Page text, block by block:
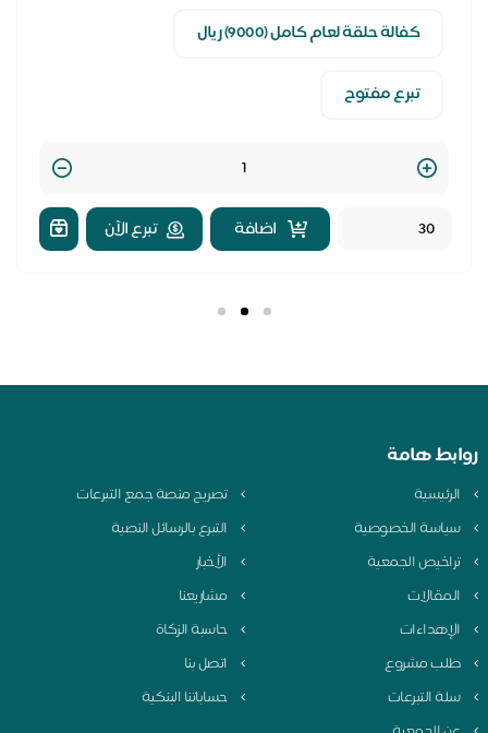
كفالة حلقة لعام كامل (9000) ريال
تبرع مفتوح
Quantity
اضافة
تبرع الآن
هامة
تصريح منصة جمع التبرعات
الخصوصية
التبرع بالرسائل النصية
الجمعية
الأخبار
مشاريعنا
حاسبة الزكاة
مشروع
اتصل بنا
التبرعات
حساباتنا البنكية